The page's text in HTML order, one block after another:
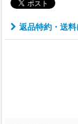
返品特約・送